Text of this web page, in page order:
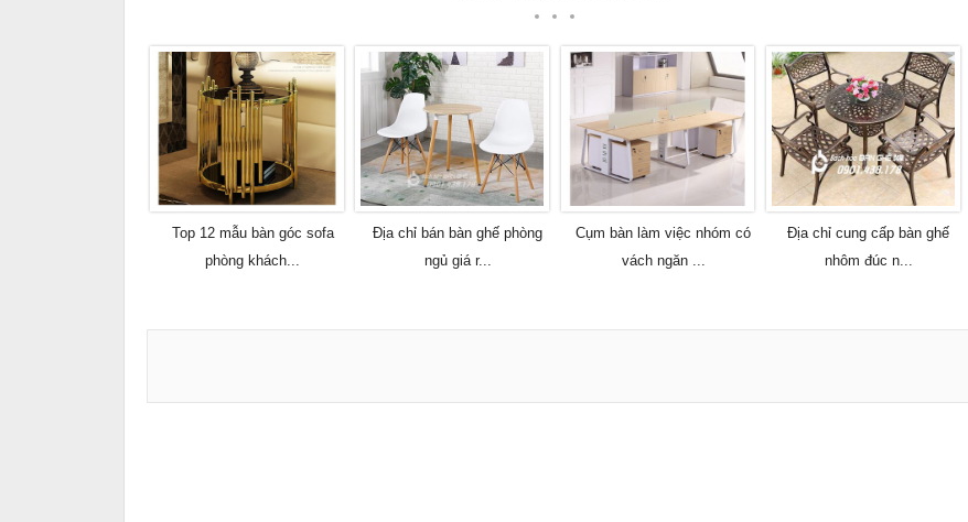
Top 12 mẫu bàn góc sofa
phòng khách...
Địa chỉ bán bàn ghế phòng
ngủ giá r...
Cụm bàn làm việc nhóm có
vách ngăn ...
Địa chỉ cung cấp bàn ghế
nhôm đúc n...